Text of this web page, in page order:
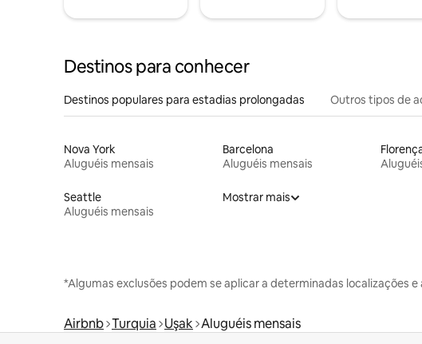
Destinos para conhecer
Destinos populares para estadias prolongadas Outros tipos de
Nova York
Aluguéis mensais
Barcelona
Aluguéis mensais
Seattle
Aluguéis mensais
Mostrar mais
*Algumas exclusões podem se aplicar a determinadas localizações
Airbnb Turquia Uşak Aluguéis mensais